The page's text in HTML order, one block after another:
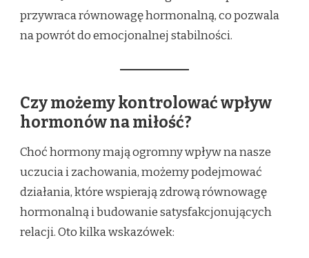
przywraca równowagę hormonalną, co pozwala
na powrót do emocjonalnej stabilności.
Czy możemy kontrolować wpływ
hormonów na miłość?
Choć hormony mają ogromny wpływ na nasze
uczucia i zachowania, możemy podejmować
działania, które wspierają zdrową równowagę
hormonalną i budowanie satysfakcjonujących
relacji. Oto kilka wskazówek: